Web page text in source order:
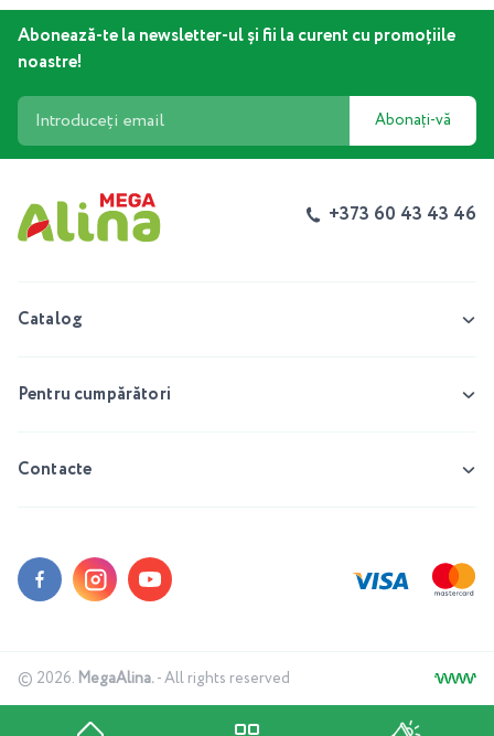
Abonează-te la newsletter-ul și fii la curent cu promoțiile
noastre!
Abonați-vă
+373 60 43 43 46
Catalog
Pentru cumpărători
Contacte
© 2026. MegaAlina.- All rights reserved